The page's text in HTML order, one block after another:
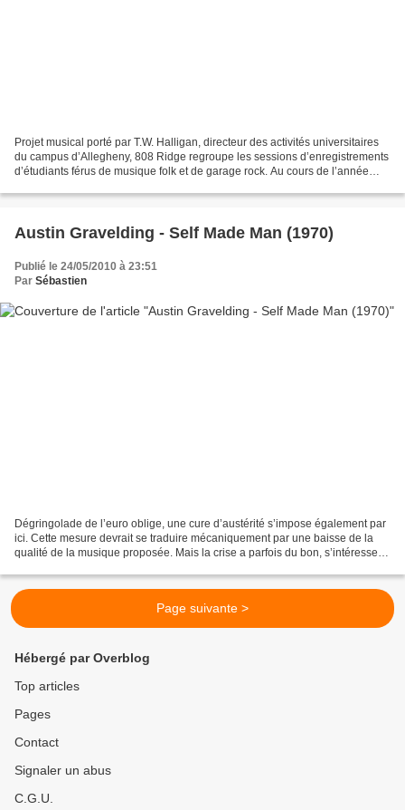
Projet musical porté par T.W. Halligan, directeur des activités universitaires
du campus d’Allegheny, 808 Ridge regroupe les sessions d’enregistrements
d’étudiants férus de musique folk et de garage rock. Au cours de l’année
Austin Gravelding - Self Made Man (1970)
Publié le 24/05/2010 à 23:51
Par Sébastien
Dégringolade de l’euro oblige, une cure d’austérité s’impose également par
ici. Cette mesure devrait se traduire mécaniquement par une baisse de la
qualité de la musique proposée. Mais la crise a parfois du bon, s’intéresser à
Page suivante >
Hébergé par Overblog
Top articles
Pages
Contact
Signaler un abus
C.G.U.